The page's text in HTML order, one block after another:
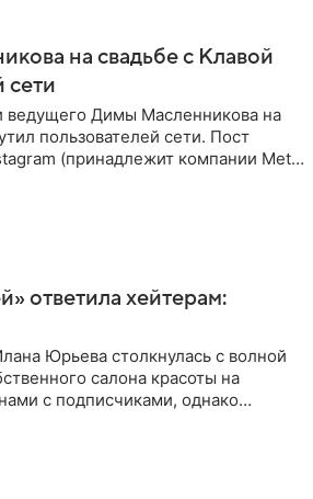
на свадьбе с Клавой
сети
ведущего Димы Масленникова на
пользователей сети. Пост
(принадлежит компании Meta,
ответила хейтерам:
Юрьева столкнулась с волной
салона красоты на
с подписчиками, однако